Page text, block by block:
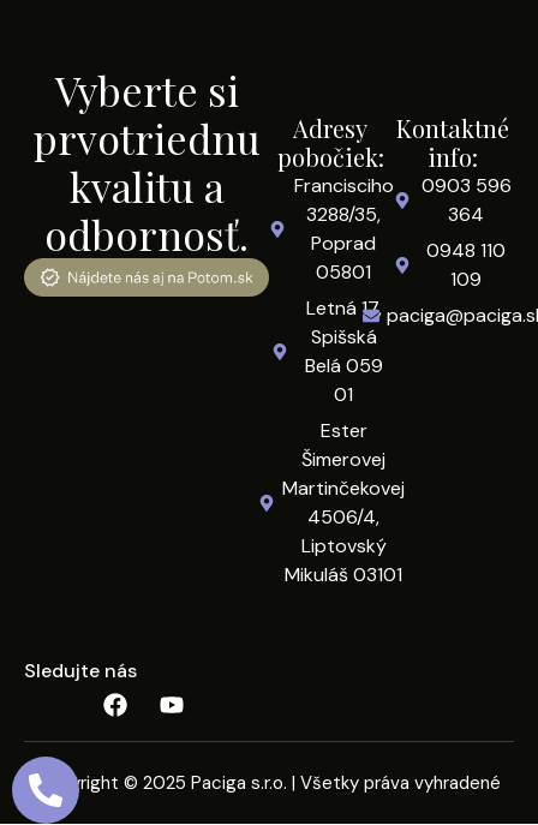
Vyberte si
prvotriednu
kvalitu a
odbornosť.
Adresy
pobočiek:
Francisciho
3288/35,
Poprad
05801
Letná 17,
Spišská
Belá 059
01
Ester
Šimerovej
Martinčekovej
4506/4,
Liptovský
Mikuláš 03101
Kontaktné
info:
0903 596
364
0948 110
109
Sledujte nás
Copyright © 2025 Paciga s.r.o. | Všetky práva vyhradené